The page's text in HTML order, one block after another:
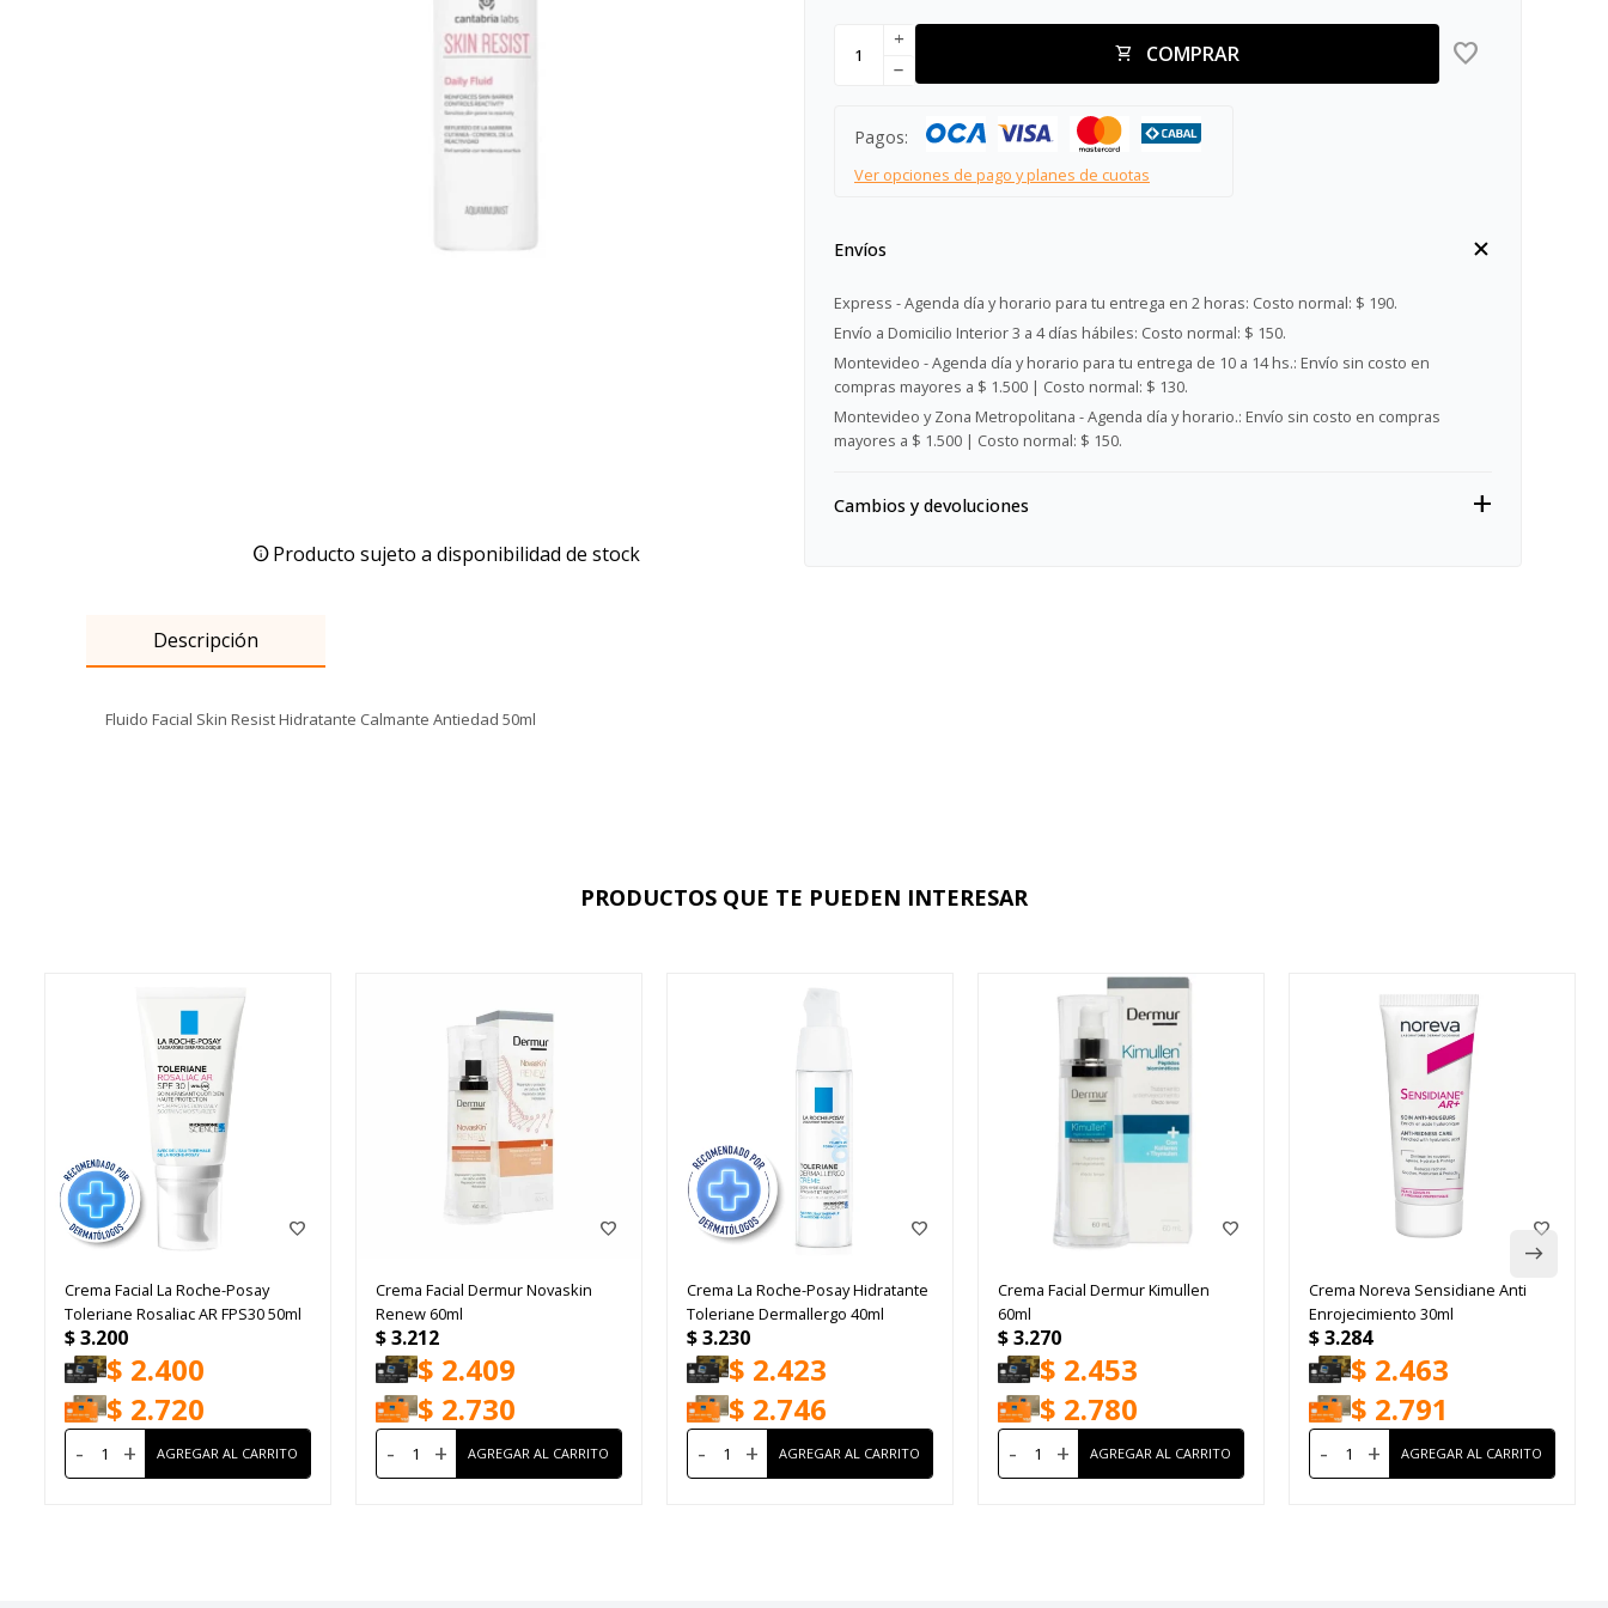
Producto sujeto a disponibilidad de stock
COMPRAR
add
remove
Pagos:
Ver opciones de pago y planes de cuotas
Envíos
Express - Agenda día y horario para tu entrega en 2 horas: Costo normal: $ 190.
Envío a Domicilio Interior 3 a 4 días hábiles: Costo normal: $ 150.
Montevideo - Agenda día y horario para tu entrega de 10 a 14 hs.: Envío sin costo en
compras mayores a $ 1.500 | Costo normal: $ 130.
Montevideo y Zona Metropolitana - Agenda día y horario.: Envío sin costo en compras
mayores a $ 1.500 | Costo normal: $ 150.
Cambios y devoluciones
Descripción
Fluido Facial Skin Resist Hidratante Calmante Antiedad 50ml
PRODUCTOS QUE TE PUEDEN INTERESAR
Crema Facial La Roche-Posay
Toleriane Rosaliac AR FPS30 50ml
$3.200
$ 2.400
$ 2.720
- +
Crema Facial Dermur Novaskin
Renew 60ml
$3.212
$ 2.409
$ 2.730
- +
Crema La Roche-Posay Hidratante
Toleriane Dermallergo 40ml
$3.230
$ 2.423
$ 2.746
- +
Crema Facial Dermur Kimullen
60ml
$3.270
$ 2.453
$ 2.780
- +
Crema Noreva Sensidiane Anti
Enrojecimiento 30ml
$3.284
$ 2.463
$ 2.791
- +